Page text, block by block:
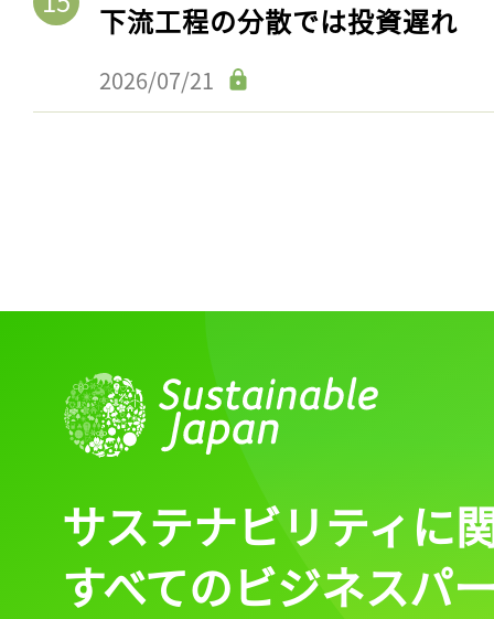
下流工程の分散では投資遅れ
2026/07/21
サステナビリティに
すべてのビジネスパ